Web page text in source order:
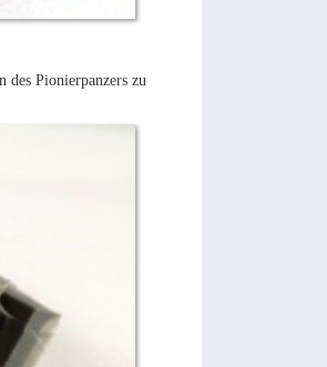
des Pionierpanzers zu